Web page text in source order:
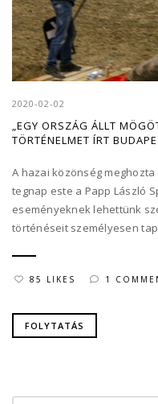
2020-02-02
„EGY ORSZÁG ÁLLT
TÖRTÉNELMET ÍRT
A hazai közönség
tegnap este a Papp László
eseményeknek lehettünk
történéseit személyesen
85 LIKES 1
FOLYTATÁS